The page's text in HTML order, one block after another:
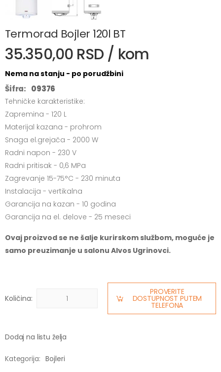
Termorad Bojler 120l BT
35.350,00 RSD / kom
Nema na stanju - po porudžbini
Šifra: 09376
Tehničke karakteristike:
Zapremina - 120 L
Materijal kazana - prohrom
Snaga el.grejača - 2000 W
Radni napon - 230 V
Radni pritisak - 0,6 MPa
Zagrevanje 15-75°C - 230 minuta
Instalacija - vertikalna
Garancija na kazan - 10 godina
Garancija na el. delove - 25 meseci
Ovaj proizvod se ne šalje kurirskom službom, moguće je
samo preuzimanje u salonu Alvos Ugrinovci.
Količina:
PROVERITE
DOSTUPNOST PUTEM
TELEFONA
Dodaj na listu želja
Kategorija: Bojleri